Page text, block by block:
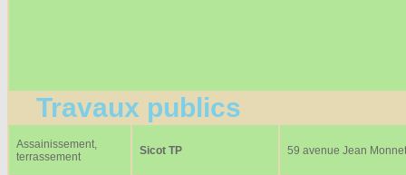
Travaux publics
Assainissement,
terrassement
Sicot TP 59 avenue Jean Monnet